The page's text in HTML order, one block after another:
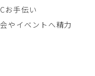
お手伝い
やイベントへ精力